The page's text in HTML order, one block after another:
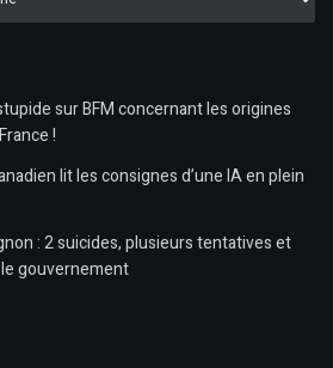
sur BFM concernant les origines
!
lit les consignes d’une IA en plein
: 2 suicides, plusieurs tentatives et
gouvernement